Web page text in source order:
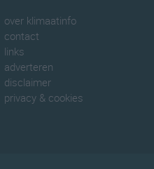
over klimaatinfo
contact
links
adverteren
disclaimer
privacy & cookies